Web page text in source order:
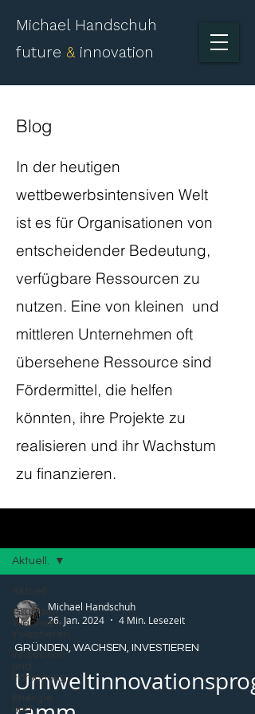
Michael Handschuh
future & innovation
Blog
​In der heutigen
wettbewerbsintensiven Welt
ist es für Organisationen von
entscheidender Bedeutung,
verfügbare Ressourcen zu
nutzen. Eine von kleinen und
mittleren Unternehmen oft
übersehene Ressource sind
Fördermittel, die helfen
könnten, ihre Projekte zu
realisieren und ihr Wachstum
zu finanzieren.
Gründen,
Wachsen,
Forschung
und
Aktuell.
Michael Handschuh
26. Jan. 2024
4 Min. Lesezeit
GRÜNDEN, WACHSEN, INVESTIEREN
Umweltinnovationsprog